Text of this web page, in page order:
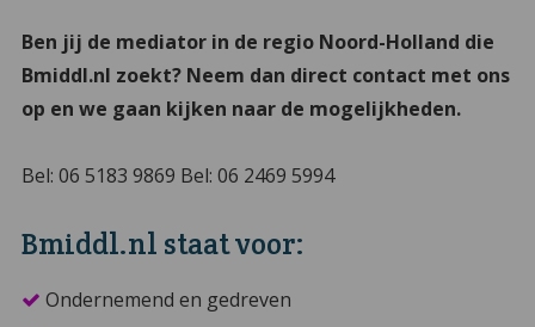
Ben jij de mediator in de regio Noord-Holland die
Bmiddl.nl zoekt? Neem dan direct contact met ons
op en we gaan kijken naar de mogelijkheden.
Bel: 06 5183 9869 Bel: 06 2469 5994
Bmiddl.nl staat voor:
Ondernemend en gedreven